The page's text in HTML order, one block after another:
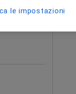
le impostazioni